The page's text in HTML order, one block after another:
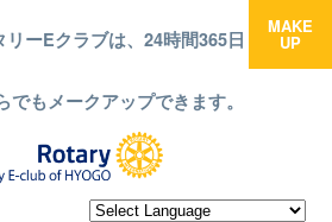
リーEクラブは、24時間365日
でもメークアップできます。
MAKE
UP